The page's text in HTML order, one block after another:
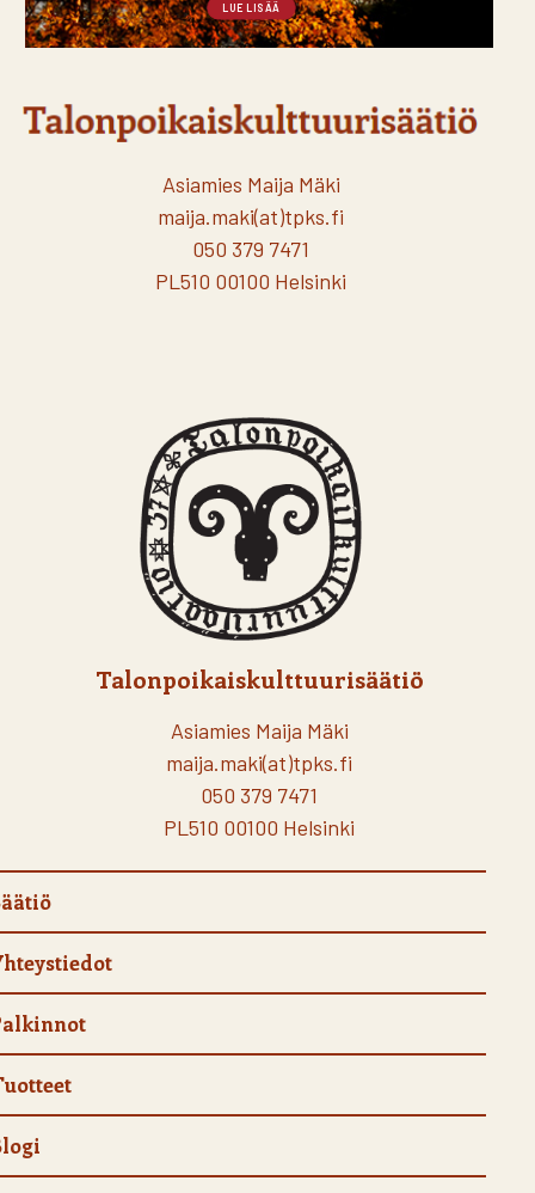
LUE LISÄÄ
Asiamies Maija Mäki
maija.maki(at)tpks.fi
050 379 7471
PL510 00100 Helsinki
Talonpoikaiskulttuurisäätiö
Asiamies Maija Mäki
maija.maki(at)tpks.fi
050 379 7471
PL510 00100 Helsinki